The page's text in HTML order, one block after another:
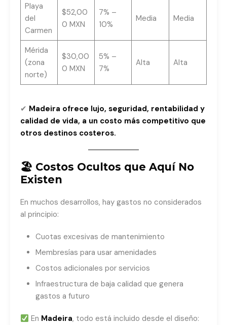
Playa
del
Carmen
$52,00
0 MXN
7% –
10%
Media Media
Mérida
(zona
norte)
$30,00
0 MXN
5% –
7%
Alta Alta
✔ Madeira ofrece lujo, seguridad, rentabilidad y
calidad de vida, a un costo más competitivo que
otros destinos costeros.
🏖 Costos Ocultos que Aquí No
Existen
En muchos desarrollos, hay gastos no considerados
al principio:
Cuotas excesivas de mantenimiento
Membresías para usar amenidades
Costos adicionales por servicios
Infraestructura de baja calidad que genera
gastos a futuro
En Madeira, todo está incluido desde el diseño: